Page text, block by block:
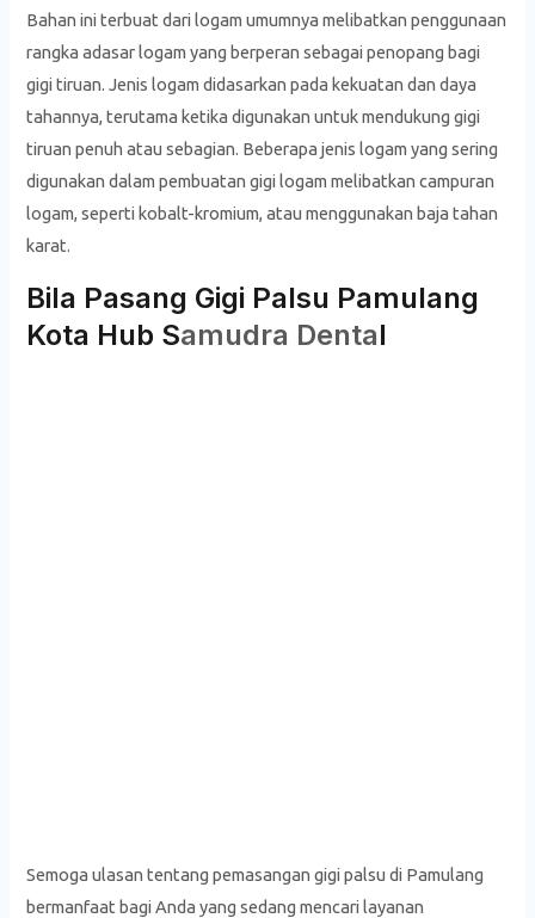
Bahan ini terbuat dari logam umumnya melibatkan penggunaan
rangka adasar logam yang berperan sebagai penopang bagi
gigi tiruan. Jenis logam didasarkan pada kekuatan dan daya
tahannya, terutama ketika digunakan untuk mendukung gigi
tiruan penuh atau sebagian. Beberapa jenis logam yang sering
digunakan dalam pembuatan gigi logam melibatkan campuran
logam, seperti kobalt-kromium, atau menggunakan baja tahan
karat.
Bila Pasang Gigi Palsu Pamulang
Kota Hub Samudra Dental
Semoga ulasan tentang pemasangan gigi palsu di Pamulang
bermanfaat bagi Anda yang sedang mencari layanan